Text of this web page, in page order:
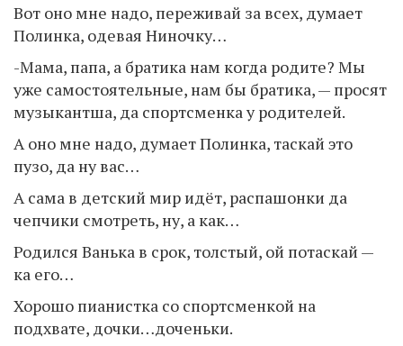
Вот оно мне надо, переживай за всех, думает
Полинка, одевая Ниночку…
-Мама, папа, а братика нам когда родите? Мы
уже самостоятельные, нам бы братика, — просят
музыкантша, да спортсменка у родителей.
А оно мне надо, думает Полинка, таскай это
пузо, да ну вас…
А сама в детский мир идёт, распашонки да
чепчики смотреть, ну, а как…
Родился Ванька в срок, толстый, ой потаскай —
ка его…
Хорошо пианистка со спортсменкой на
подхвате, дочки…доченьки.